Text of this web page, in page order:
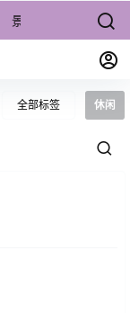
景点/周边游 宠物
全部标签 休闲